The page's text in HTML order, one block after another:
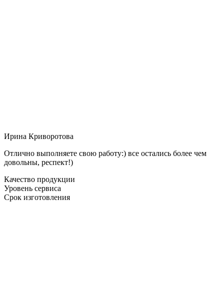
Ирина Криворотова
Отлично выполняете свою работу:) все остались более чем
довольны, респект!)
Качество продукции
Уровень сервиса
Срок изготовления